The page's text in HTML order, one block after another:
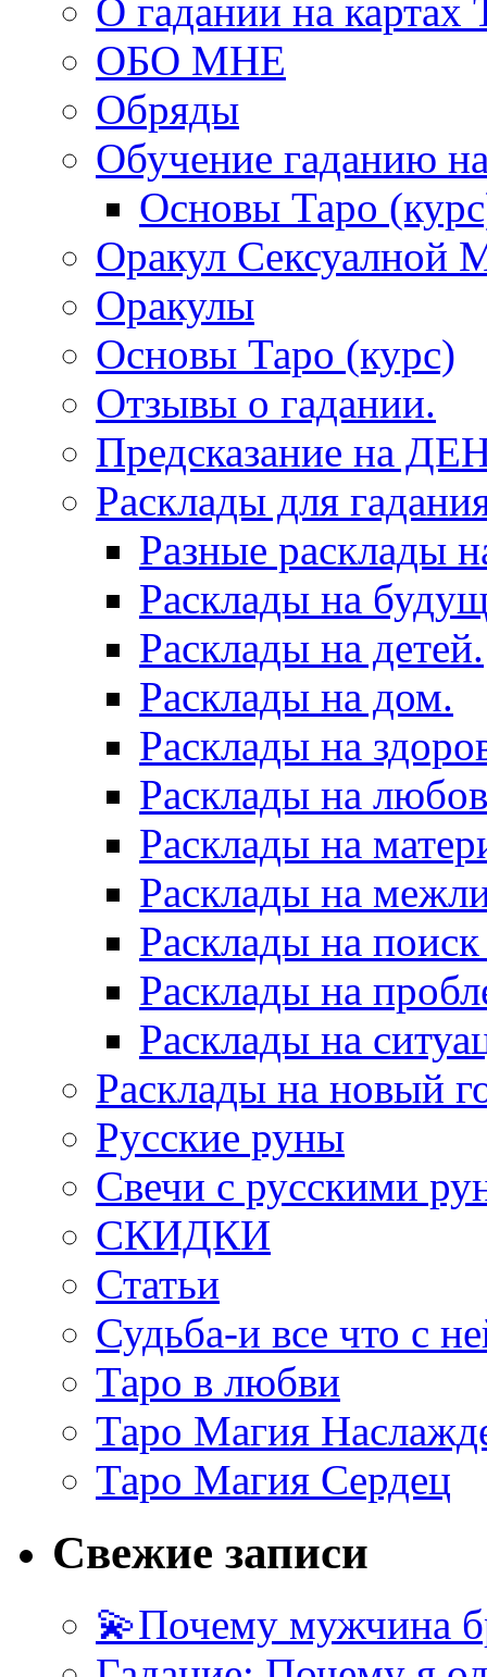
О гадании на картах
ОБО МНЕ
Обряды
Обучение гаданию
Основы Таро
Оракул Сексуалной
Оракулы
Основы Таро (курс)
Отзывы о гадании.
Предсказание на
Расклады для
Разные расклады
Расклады на
Расклады на детей.
Расклады на дом.
Расклады на
Расклады на
Расклады на
Расклады на
Расклады на
Расклады на
Расклады на
Расклады на новый
Русские руны
Свечи с русскими
СКИДКИ
Статьи
Судьба-и все что с
Таро в любви
Таро Магия
Таро Магия Сердец
Свежие записи
💫Почему мужчина